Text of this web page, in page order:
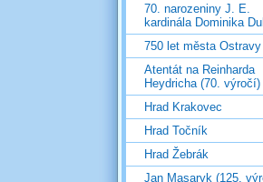
70. narozeniny J. E.
kardinála Dominika
750 let města Ostravy
Atentát na Reinharda
Heydricha (70. výročí)
Hrad Krakovec
Hrad Točník
Hrad Žebrák
Jan Masaryk (125.